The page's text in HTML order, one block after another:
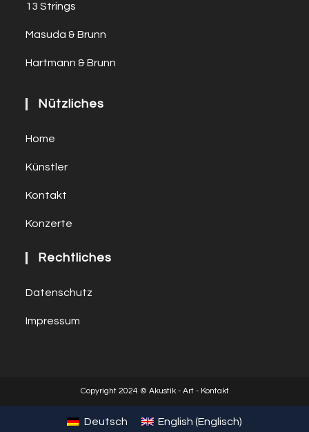
13 Strings
Masuda & Brunn
Hartmann & Brunn
Nützliches
Home
Künstler
Kontakt
Konzerte
Rechtliches
Datenschutz
Impressum
Copyright 2024 © Akustik - Art - Kontakt
Deutsch English (Englisch)